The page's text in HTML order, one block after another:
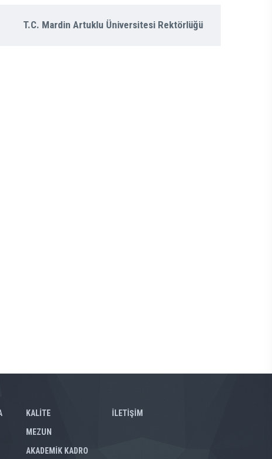
T.C. Mardin Artuklu Üniversitesi Rektörlüğü
KALİTE
MEZUN
AKADEMİK KADRO
İLETİŞİM